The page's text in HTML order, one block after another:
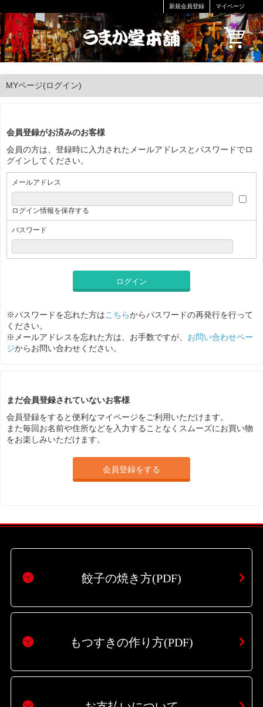
新規会員登録 マイページ
MYページ(ログイン)
会員登録がお済みのお客様
会員の方は、登録時に入力されたメールアドレスとパスワードでロ
グインしてください。
メールアドレス
ログイン情報を保存する
パスワード
ログイン
※パスワードを忘れた方はこちらからパスワードの再発行を行って
ください。
※メールアドレスを忘れた方は、お手数ですが、 お問い合わせペー
ジからお問い合わせください。
まだ会員登録されていないお客様
会員登録をすると便利なマイページをご利用いただけます。
また毎回お名前や住所などを入力することなくスムーズにお買い物
をお楽しみいただけます。
会員登録をする
餃子の焼き方(PDF)
もつすきの作り方(PDF)